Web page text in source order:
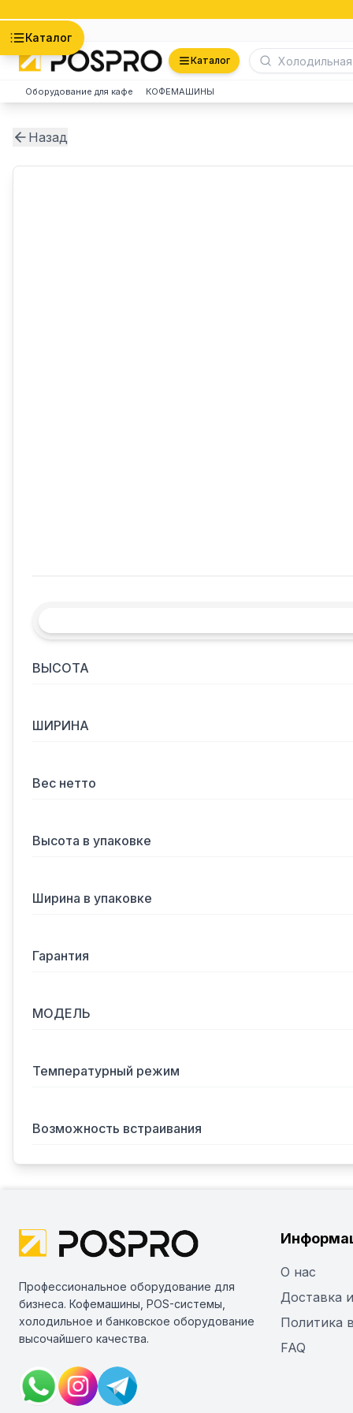
Каталог
Каталог
Оборудование для кафе КОФЕМАШИНЫ
Назад
ВЫСОТА
ШИРИНА
Вес нетто
Высота в упаковке
Ширина в упаковке
Гарантия
МОДЕЛЬ
Температурный режим
Возможность встраивания
Профессиональное оборудование для
бизнеса. Кофемашины, POS-системы,
холодильное и банковское оборудование
высочайшего качества.
О нас
Доставка
Политика
FAQ